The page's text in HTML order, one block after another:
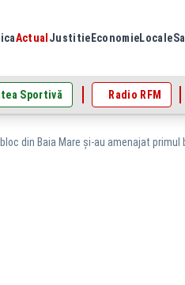
Actual Justitie EconomieLocale
Sportivă Radio RFM
bloc din Baia Mare și-au amenajat